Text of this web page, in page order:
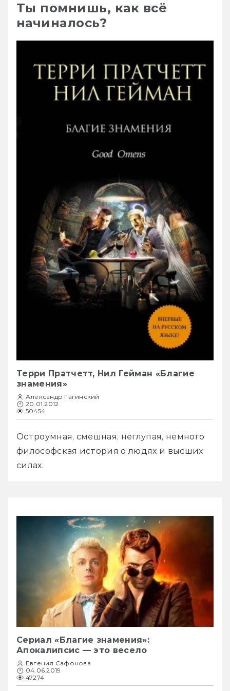
Ты помнишь, как всё
начиналось?
Терри Пратчетт, Нил Гейман «Благие
знамения»
Александр Гагинский
20.01.2012
50454
Остроумная, смешная, неглупая, немного
философская история о людях и высших
силах.
Сериал «Благие знамения»:
Апокалипсис — это весело
Евгения Сафонова
04.06.2019
47274